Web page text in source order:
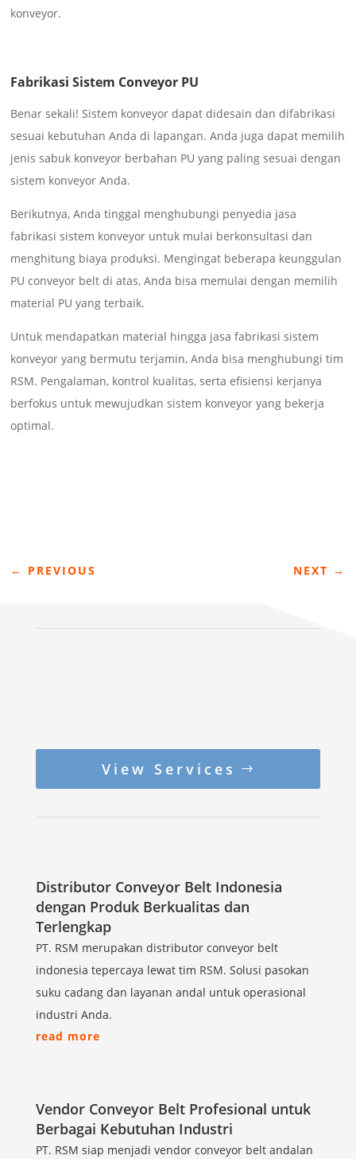
konveyor.
Fabrikasi Sistem Conveyor PU
Benar sekali! Sistem konveyor dapat didesain dan difabrikasi
sesuai kebutuhan Anda di lapangan. Anda juga dapat memilih
jenis sabuk konveyor berbahan PU yang paling sesuai dengan
sistem konveyor Anda.
Berikutnya, Anda tinggal menghubungi penyedia jasa
fabrikasi sistem konveyor untuk mulai berkonsultasi dan
menghitung biaya produksi. Mengingat beberapa keunggulan
PU conveyor belt di atas, Anda bisa memulai dengan memilih
material PU yang terbaik.
Untuk mendapatkan material hingga jasa fabrikasi sistem
konveyor yang bermutu terjamin, Anda bisa menghubungi tim
RSM. Pengalaman, kontrol kualitas, serta efisiensi kerjanya
berfokus untuk mewujudkan sistem konveyor yang bekerja
optimal.
← PREVIOUS NEXT →
View Services
Distributor Conveyor Belt Indonesia
dengan Produk Berkualitas dan
Terlengkap
PT. RSM merupakan distributor conveyor belt
indonesia tepercaya lewat tim RSM. Solusi pasokan
suku cadang dan layanan andal untuk operasional
industri Anda.
read more
Vendor Conveyor Belt Profesional untuk
Berbagai Kebutuhan Industri
PT. RSM siap menjadi vendor conveyor belt andalan